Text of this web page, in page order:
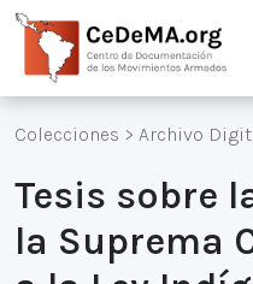
Colecciones > Archivo
Tesis sobre
la Suprema